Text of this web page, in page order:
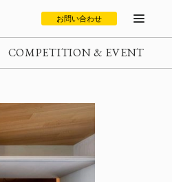
お問い合わせ
COMPETITION & EVENT